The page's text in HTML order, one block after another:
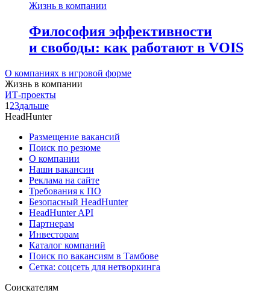
Жизнь в компании
Философия эффективности
и свободы: как работают в VOIS
О компаниях в игровой форме
Жизнь в компании
ИТ-проекты
1 23дальше
HeadHunter
Размещение вакансий
Поиск по резюме
О компании
Наши вакансии
Реклама на сайте
Требования к ПО
Безопасный HeadHunter
HeadHunter API
Партнерам
Инвесторам
Каталог компаний
Поиск по вакансиям в Тамбове
Сетка: соцсеть для нетворкинга
Соискателям